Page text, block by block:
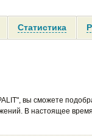
Статистика
вы сможете
В настоящее